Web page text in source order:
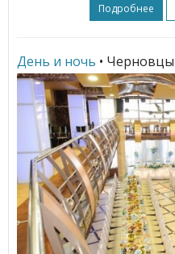
Подробнее
День и ночь • Черновцы